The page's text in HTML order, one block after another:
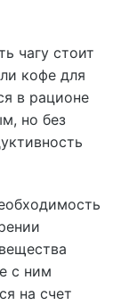
чагу стоит
кофе для
в рационе
но без
с ним
на счет